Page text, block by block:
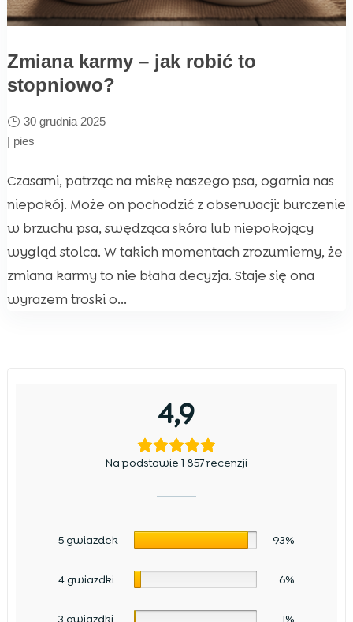
Zmiana karmy – jak robić to
stopniowo?
30 grudnia 2025
| pies
Czasami, patrząc na miskę naszego psa, ogarnia nas
niepokój. Może on pochodzić z obserwacji: burczenie
w brzuchu psa, swędząca skóra lub niepokojący
wygląd stolca. W takich momentach zrozumiemy, że
zmiana karmy to nie błaha decyzja. Staje się ona
wyrazem troski o...
4,9
Na podstawie 1 857 recenzji
5 gwiazdek 93%
4 gwiazdki 6%
3 gwiazdki 1%